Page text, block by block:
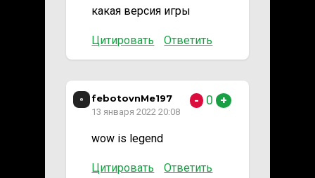
какая версия игры
Цитировать Ответить
febotovnMe197
13 января 2022 20:08
wow is legend
Цитировать Ответить
- 0 +